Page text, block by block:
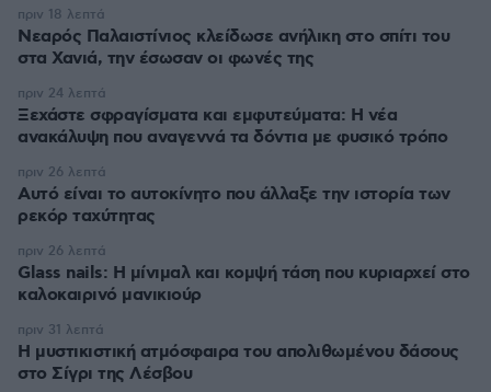
Νεαρός Παλαιστίνιος κλείδωσε ανήλικη στο σπίτι του
στα Χανιά, την έσωσαν οι φωνές της
πριν 18 λεπτά
Ξεχάστε σφραγίσματα και εμφυτεύματα: Η νέα
ανακάλυψη που αναγεννά τα δόντια με φυσικό τρόπο
πριν 24 λεπτά
Αυτό είναι το αυτοκίνητο που άλλαξε την ιστορία των
ρεκόρ ταχύτητας
πριν 26 λεπτά
Glass nails: Η μίνιμαλ και κομψή τάση που κυριαρχεί στο
καλοκαιρινό μανικιούρ
πριν 26 λεπτά
Η μυστικιστική ατμόσφαιρα του απολιθωμένου δάσους
στο Σίγρι της Λέσβου
πριν 31 λεπτά